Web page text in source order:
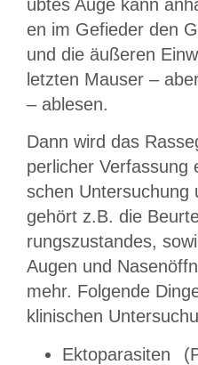
üb­tes Au­ge kann
en im Gefieder den
und die äußeren
letzten Mauser –
– ablesen.
Dann wird das
per­li­cher
schen Un­ter­su­chung
gehört z.B. die
rungs­zu­stan­des,
Augen und
mehr. Folgende
klinischen
Ektoparasiten